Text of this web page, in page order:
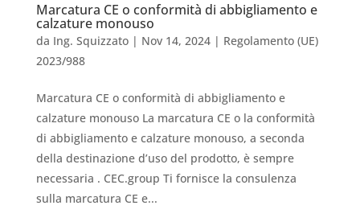
Marcatura CE o conformità di abbigliamento e
calzature monouso
da Ing. Squizzato| Nov 14, 2024| Regolamento (UE)
2023/988
Marcatura CE o conformità di abbigliamento e
calzature monouso La marcatura CE o la conformità
di abbigliamento e calzature monouso, a seconda
della destinazione d’uso del prodotto, è sempre
necessaria . CEC.group Ti fornisce la consulenza
sulla marcatura CE e...